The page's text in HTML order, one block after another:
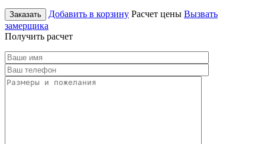
Заказать Добавить в корзину Расчет цены Вызвать
замерщика
Получить расчет